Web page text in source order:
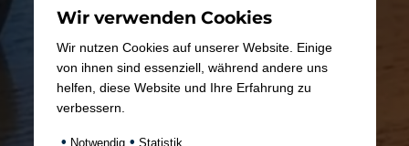
Wir verwenden Cookies
Wir nutzen Cookies auf unserer Website. Einige
von ihnen sind essenziell, während andere uns
helfen, diese Website und Ihre Erfahrung zu
verbessern.
• Notwendig • Statistik